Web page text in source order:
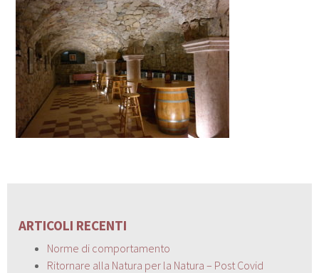
ARTICOLI RECENTI
Norme di comportamento
Ritornare alla Natura per la Natura – Post Covid